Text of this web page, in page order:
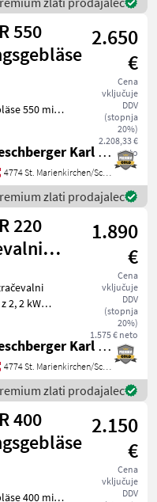
mit
550
2.650
€
Cena
vključuje
DDV
(stopnja
20%)
2.208,33 €
neto
550 mit
mit
Deschberger Karl Landtechnik GesmbH & Co KG
4774 St. Marienkirchen/Schärding
zlati prodajalec
220
1.890
€
Cena
vključuje
DDV
(stopnja
20%)
1.575 € neto
2, 2 kW
s če
Deschberger Karl Landtechnik GesmbH & Co KG
4774 St. Marienkirchen/Schärding
zlati prodajalec
400
2.150
€
Cena
vključuje
DDV
400 mit